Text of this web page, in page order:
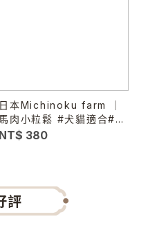
日本Michinoku farm ｜
馬肉小粒鬆 #犬貓適合#幼
犬老犬
NT$ 380
評